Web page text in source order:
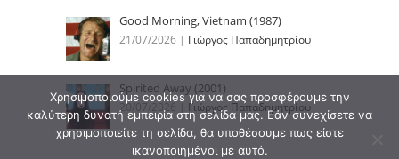
Good Morning, Vietnam (1987)
21/07/2026 | Γιώργος Παπαδημητρίου
Spirited Away (2001)
20/07/2026 | Γιώργος Παπαδημητρίου
Χρησιμοποιούμε cookies για να σας προσφέρουμε την
καλύτερη δυνατή εμπειρία στη σελίδα μας. Εάν συνεχίσετε να
χρησιμοποιείτε τη σελίδα, θα υποθέσουμε πως είστε
ικανοποιημένοι με αυτό.